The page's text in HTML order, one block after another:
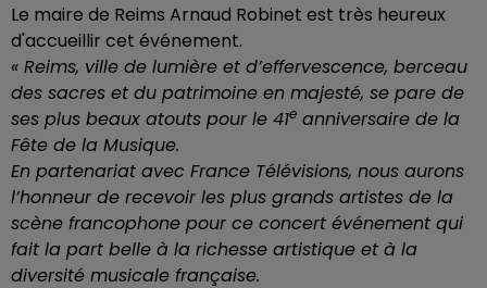
Le maire de Reims Arnaud Robinet est très heureux
d'accueillir cet événement.
« Reims, ville de lumière et d’effervescence, berceau
des sacres et du patrimoine en majesté, se pare de
ses plus beaux atouts pour le 41e anniversaire de la
Fête de la Musique.
En partenariat avec France Télévisions, nous aurons
l’honneur de recevoir les plus grands artistes de la
scène francophone pour ce concert événement qui
fait la part belle à la richesse artistique et à la
diversité musicale française.